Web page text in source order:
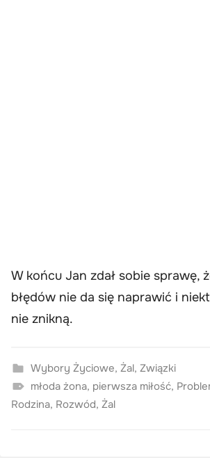
W końcu Jan zdał sobie sprawę,
błędów nie da się naprawić i
nie znikną.
Wybory Życiowe, Żal, Związki
młoda żona, pierwsza miłość,
Rodzina, Rozwód, Żal